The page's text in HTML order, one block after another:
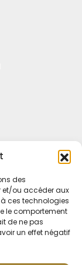
des
et/ou accéder aux
ces technologies
le comportement
de ne pas
un effet négatif